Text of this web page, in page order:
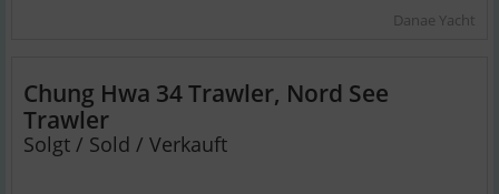
Danae Yacht
Chung Hwa 34 Trawler, Nord See
Trawler
Solgt / Sold / Verkauft